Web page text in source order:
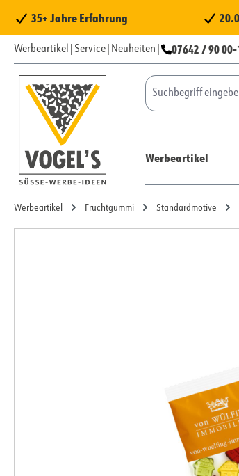
Hauptinhalt springen
Zur Suche springen
Zur Hauptnavigation springen
35+ Jahre Erfahrung
Werbeartikel Service Neuheiten 07642 / 90 00-
Werbeartikel
Werbeartikel Fruchtgummi Standardmotive